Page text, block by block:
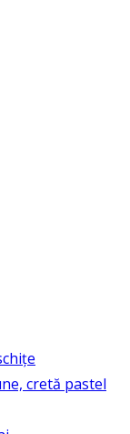
cretă pastel